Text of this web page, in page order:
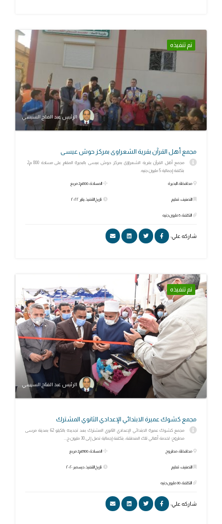
تم تنفيذه
الرئيس عبد الفتاح السيسي
مجمع أهل القرآن بقرية الشعراوى بمركز حوش عيسى
بتكلفة إجمالية 5 مليون جنيه.
محافظة: البحيرة
التصنيف: تعليم
التكلفة: 5 مليون جنيه
المساحة: 800م2 مربع
تاريخ التنفيذ: يناير ٢٠٢٢
شاركه علي:
تم تنفيذه
الرئيس عبد الفتاح السيسي
مجمع كشوك عميرة الابتدائي الإعدادي الثانوي المشترك
مجمع كشوك عميرة الابتدائي الإعدادي الثانوي المشترك بعد تجديده بالكيلو 62 بمدينة مرسى
مطروح؛ لخدمة أهالي تلك المنطقة، بتكلفة إجمالية تصل إلى 30 مليون ج...
محافظة: مطروح
التصنيف: تعليم
التكلفة: 30 مليون جنيه
المساحة: 8100م2 مربع
تاريخ التنفيذ: ديسمبر ٢٠٢٠
شاركه علي: